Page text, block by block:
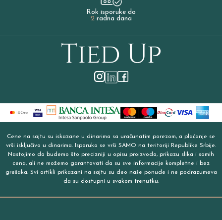
Rok isporuke do
2radna dana
Cene na sajtu su iskazane u dinarima sa uračunatim porezom, a plaćanje se
vrši isključivo u dinarima. Isporuka se vrši SAMO na teritoriji Republike Srbije.
Nastojimo da budemo što precizniji u opisu proizvoda, prikazu slika i samih
cena, ali ne možemo garantovati da su sve informacije kompletne i bez
grešaka. Svi artikli prikazani na sajtu su deo naše ponude i ne podrazumeva
da su dostupni u svakom trenutku.